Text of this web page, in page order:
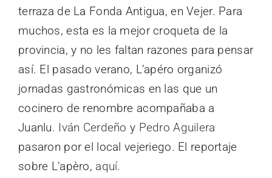
terraza de La Fonda Antigua, en Vejer. Para
muchos, esta es la mejor croqueta de la
provincia, y no les faltan razones para pensar
así. El pasado verano, L’apéro organizó
jornadas gastronómicas en las que un
cocinero de renombre acompañaba a
Juanlu. Iván Cerdeño y Pedro Aguilera
pasaron por el local vejeriego. El reportaje
sobre L’apèro, aquí.